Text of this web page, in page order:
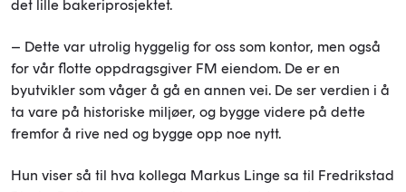
det lille bakeriprosjektet.
– Dette var utrolig hyggelig for oss som kontor, men også
for vår flotte oppdragsgiver FM eiendom. De er en
byutvikler som våger å gå en annen vei. De ser verdien i å
ta vare på historiske miljøer, og bygge videre på dette
fremfor å rive ned og bygge opp noe nytt.
Hun viser så til hva kollega Markus Linge sa til Fredrikstad